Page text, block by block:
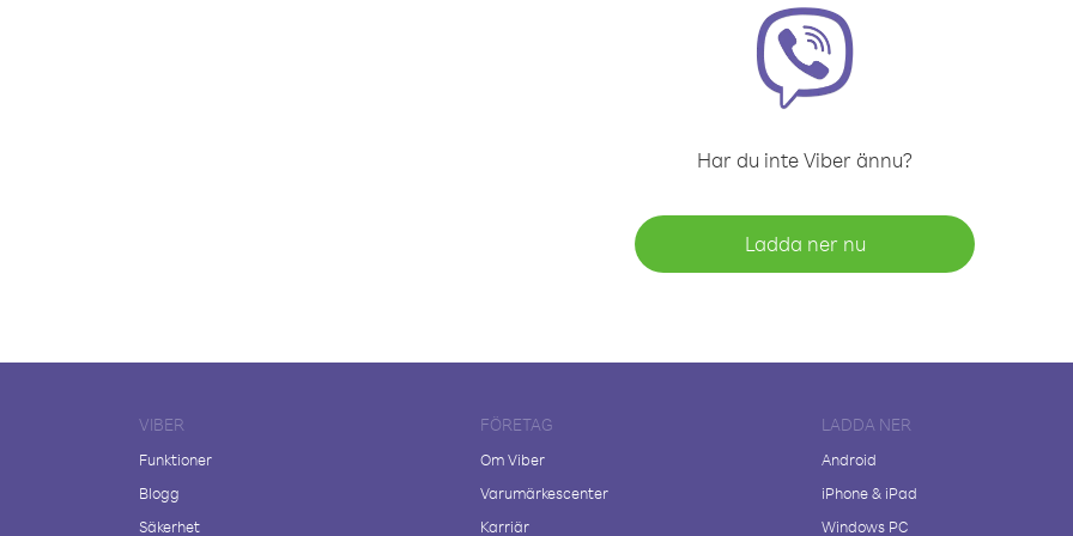
Har du inte Viber ännu?
Ladda ner nu
VIBER
Funktioner
Blogg
Säkerhet
FÖRETAG
Om Viber
Varumärkescenter
Karriär
LADDA NER
Android
iPhone & iPad
Windows PC